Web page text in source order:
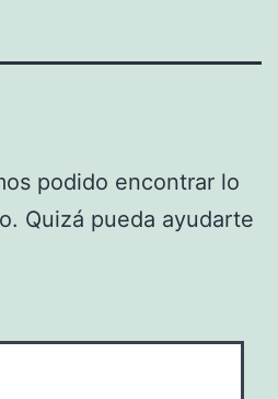
podido encontrar lo
Quizá pueda ayudarte